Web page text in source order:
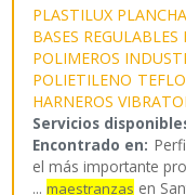
PLASTILUX
BASES
POLIMEROS
POLIETILENO
HARNEROS
Servicios
Encontrado en:
el más importante
...maestranzas en